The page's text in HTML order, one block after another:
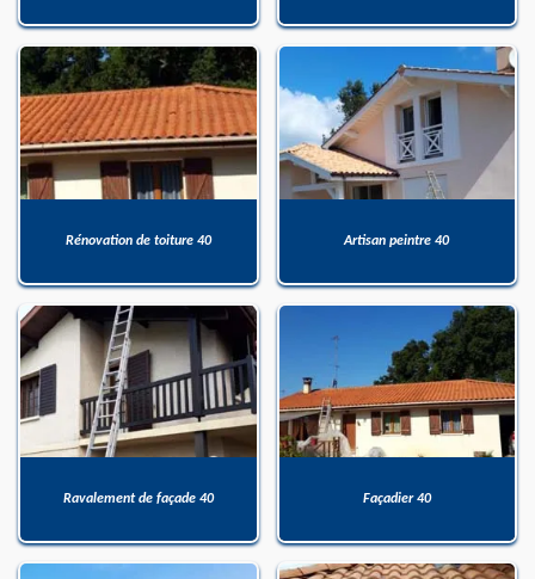
Rénovation de toiture 40 Artisan peintre 40
Ravalement de façade 40 Façadier 40